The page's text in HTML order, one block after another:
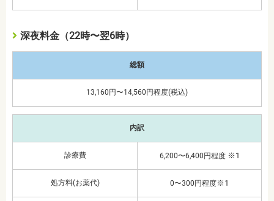
深夜料金（22時〜翌6時）
総額
13,160円〜14,560円程度(税込)
内訳
診療費 6,200〜6,400円程度 ※1
処方料(お薬代) 0〜300円程度※1